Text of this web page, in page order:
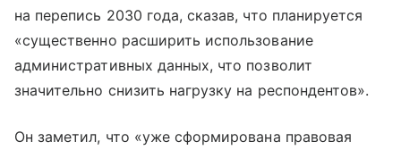
на перепись 2030 года, сказав, что планируется
«существенно расширить использование
административных данных, что позволит
значительно снизить нагрузку на респондентов».
Он заметил, что «уже сформирована правовая